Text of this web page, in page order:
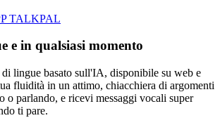
TALKPAL
e in qualsiasi momento
lingue basato sull'IA, disponibile su web e
fluidità in un attimo, chiacchiera di argomenti
o parlando, e ricevi messaggi vocali super
ti pare.